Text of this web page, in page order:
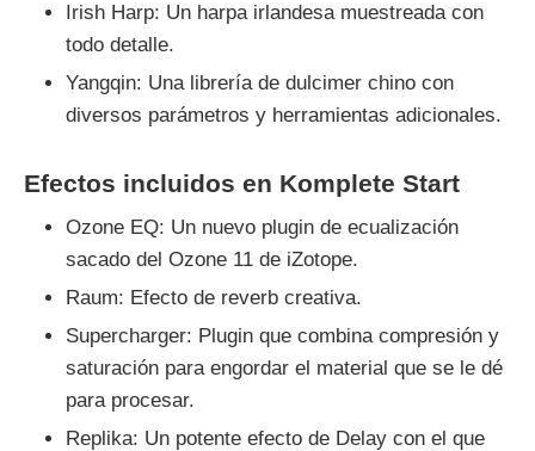
Irish Harp: Un harpa irlandesa muestreada con
todo detalle.
Yangqin: Una librería de dulcimer chino con
diversos parámetros y herramientas adicionales.
Efectos incluidos en Komplete Start
Ozone EQ: Un nuevo plugin de ecualización
sacado del Ozone 11 de iZotope.
Raum: Efecto de reverb creativa.
Supercharger: Plugin que combina compresión y
saturación para engordar el material que se le dé
para procesar.
Replika: Un potente efecto de Delay con el que